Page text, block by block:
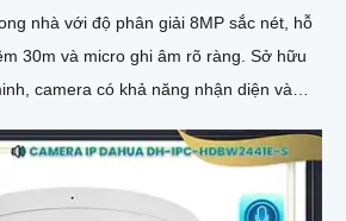
nhà với độ phân giải 8MP sắc nét, hỗ
và micro ghi âm rõ ràng. Sở hữu
camera có khả năng nhận diện và
ninh